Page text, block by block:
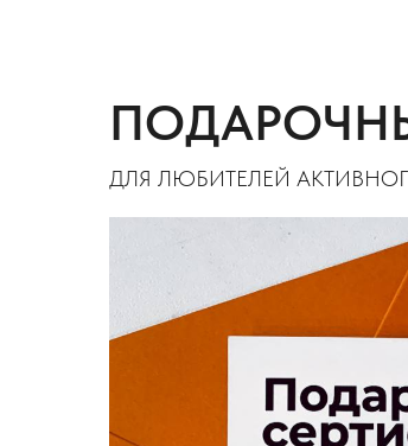
ДЛЯ ЛЮБИТЕЛЕЙ